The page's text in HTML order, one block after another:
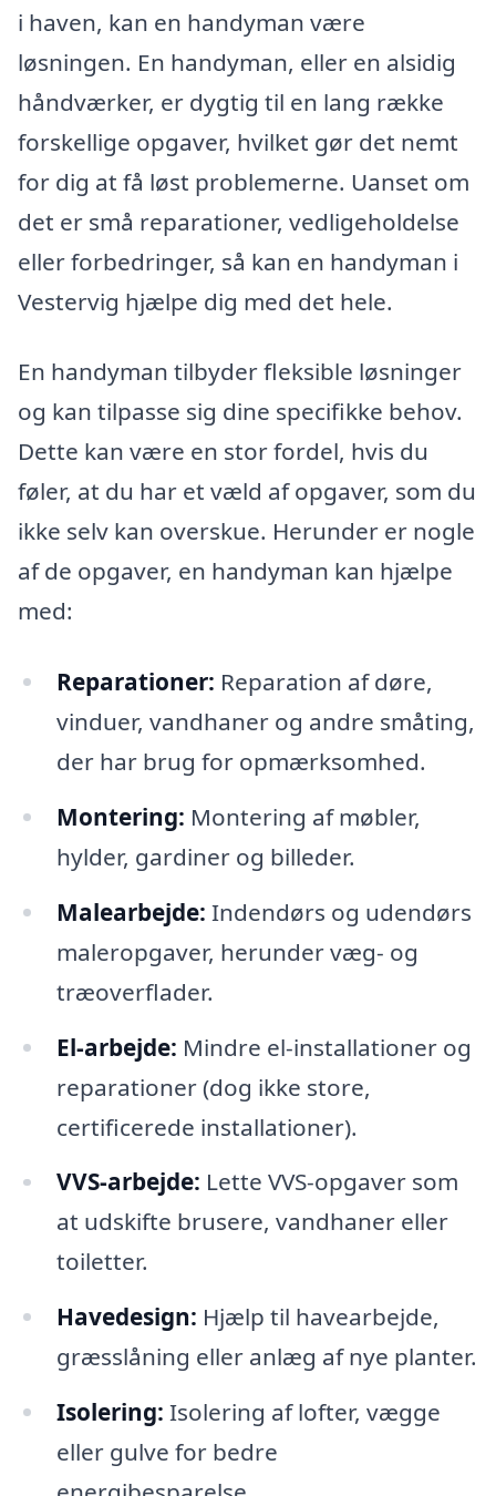
i haven, kan en handyman være
løsningen. En handyman, eller en alsidig
håndværker, er dygtig til en lang række
forskellige opgaver, hvilket gør det nemt
for dig at få løst problemerne. Uanset om
det er små reparationer, vedligeholdelse
eller forbedringer, så kan en handyman i
Vestervig hjælpe dig med det hele.
En handyman tilbyder fleksible løsninger
og kan tilpasse sig dine specifikke behov.
Dette kan være en stor fordel, hvis du
føler, at du har et væld af opgaver, som du
ikke selv kan overskue. Herunder er nogle
af de opgaver, en handyman kan hjælpe
med:
Reparationer: Reparation af døre,
vinduer, vandhaner og andre småting,
der har brug for opmærksomhed.
Montering: Montering af møbler,
hylder, gardiner og billeder.
Malearbejde: Indendørs og udendørs
maleropgaver, herunder væg- og
træoverflader.
El-arbejde: Mindre el-installationer og
reparationer (dog ikke store,
certificerede installationer).
VVS-arbejde: Lette VVS-opgaver som
at udskifte brusere, vandhaner eller
toiletter.
Havedesign: Hjælp til havearbejde,
græsslåning eller anlæg af nye planter.
Isolering: Isolering af lofter, vægge
eller gulve for bedre